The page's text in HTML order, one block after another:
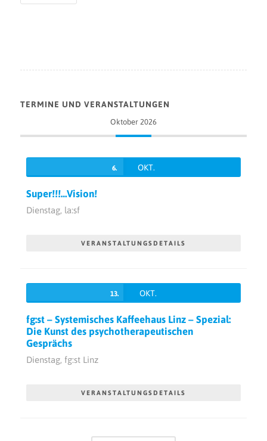
TERMINE UND VERANSTALTUNGEN
Oktober 2026
6. OKT.
Super!!!…Vision!
Dienstag, la:sf
VERANSTALTUNGSDETAILS
13. OKT.
fg:st – Systemisches Kaffeehaus Linz – Spezial:
Die Kunst des psychotherapeutischen
Gesprächs
Dienstag, fg:st Linz
VERANSTALTUNGSDETAILS